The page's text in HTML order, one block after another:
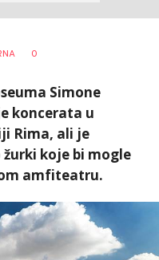
0
Simone
koncerata u
Rima, ali je
koje bi mogle
amfiteatru.